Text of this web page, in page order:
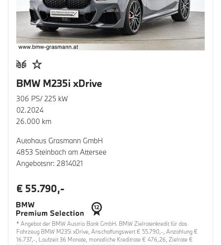
BMW M235i xDrive
306 PS/ 225 kW
02.2024
26.000 km
Autohaus Grasmann GmbH
4853 Steinbach am Attersee
Angebotsnr: 2814021
€ 55.790,-
* Angebot der BMW Austria Bank GmbH. BMW Zielratenkredit für das
Fahrzeug BMW M235i xDrive, Anschaffungswert € 55.790,-, Anzahlung €
16.737,-, Laufzeit 36 Monate, monatliche Kreditrate € 476,26, Zielrate €